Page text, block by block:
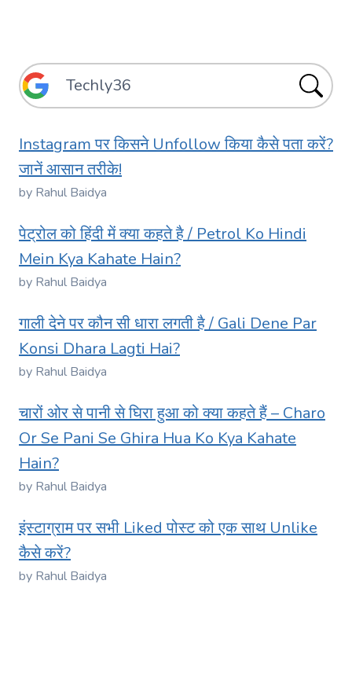
Instagram पर किसने Unfollow किया कैसे पता करें?
जानें आसान तरीके!
by Rahul Baidya
पेट्रोल को हिंदी में क्या कहते है / Petrol Ko Hindi
Mein Kya Kahate Hain?
by Rahul Baidya
गाली देने पर कौन सी धारा लगती है / Gali Dene Par
Konsi Dhara Lagti Hai?
by Rahul Baidya
चारों ओर से पानी से घिरा हुआ को क्या कहते हैं – Charo
Or Se Pani Se Ghira Hua Ko Kya Kahate
Hain?
by Rahul Baidya
इंस्टाग्राम पर सभी Liked पोस्ट को एक साथ Unlike
कैसे करें?
by Rahul Baidya